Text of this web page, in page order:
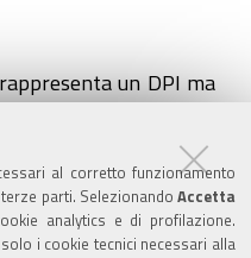
al corretto funzionamento
parti. Selezionando Accetta
analytics e di profilazione.
i cookie tecnici necessari alla
un DPI ma
lavoratore in caso di
o acquisite.
per le calzature
valutata dal medico